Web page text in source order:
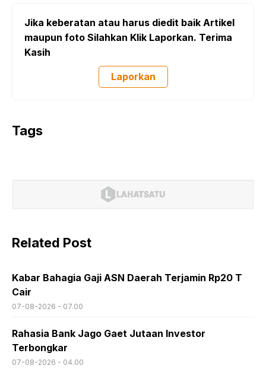
Jika keberatan atau harus diedit baik Artikel
maupun foto Silahkan Klik Laporkan. Terima
Kasih
Laporkan
Tags
Related Post
Kabar Bahagia Gaji ASN Daerah Terjamin Rp20 T
Cair
07-08-2026 - 07.00
Rahasia Bank Jago Gaet Jutaan Investor
Terbongkar
07-08-2026 - 04.00